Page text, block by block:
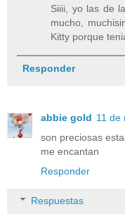
Siiii, yo las de
mucho,
Kitty porque
Responder
abbie gold 11 de
son preciosas
me encantan
Responder
Respuestas